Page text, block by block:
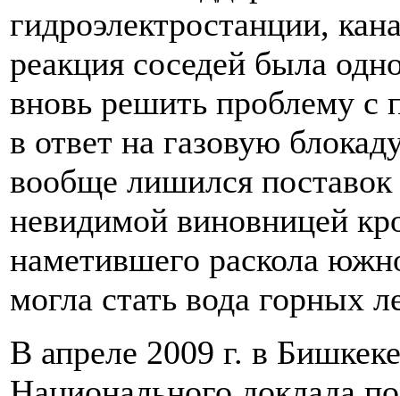
гидроэлектростанции,
реакция соседей была
вновь решить проблему с
в ответ на газовую
вообще лишился
невидимой виновницей
наметившего раскола
могла стать вода горных
В апреле 2009 г. в